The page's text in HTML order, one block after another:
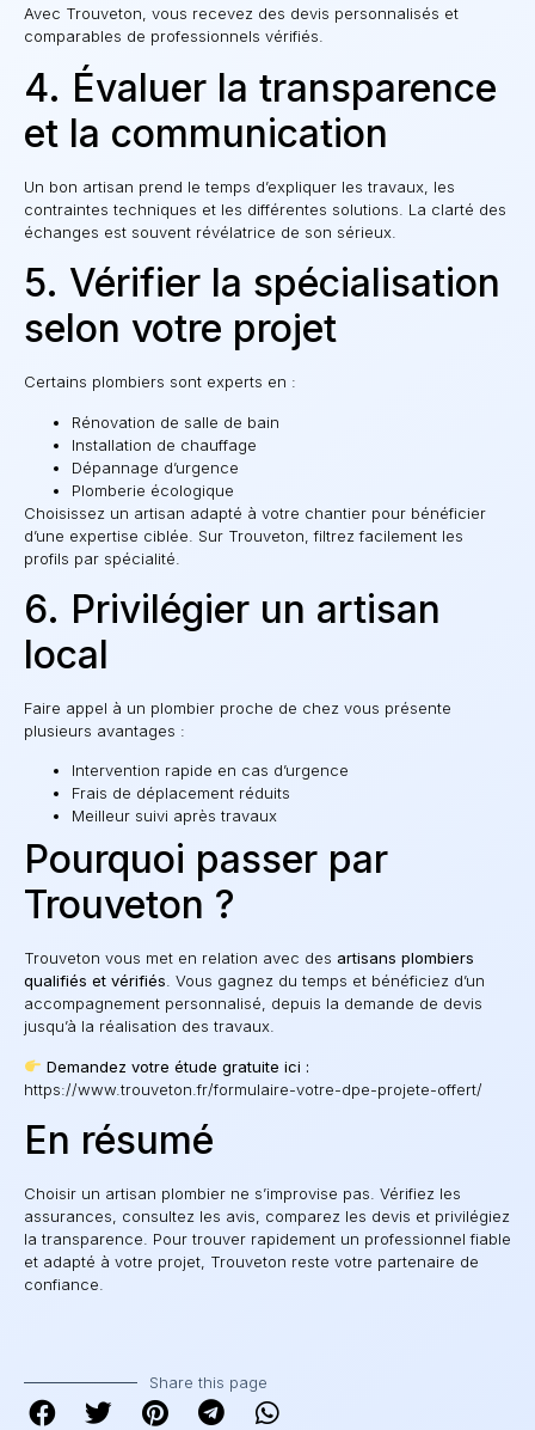
Avec Trouveton, vous recevez des devis personnalisés et
comparables de professionnels vérifiés.
4. Évaluer la transparence
et la communication
Un bon artisan prend le temps d’expliquer les travaux, les
contraintes techniques et les différentes solutions. La clarté des
échanges est souvent révélatrice de son sérieux.
5. Vérifier la spécialisation
selon votre projet
Certains plombiers sont experts en :
Rénovation de salle de bain
Installation de chauffage
Dépannage d’urgence
Plomberie écologique
Choisissez un artisan adapté à votre chantier pour bénéficier
d’une expertise ciblée. Sur Trouveton, filtrez facilement les
profils par spécialité.
6. Privilégier un artisan
local
Faire appel à un plombier proche de chez vous présente
plusieurs avantages :
Intervention rapide en cas d’urgence
Frais de déplacement réduits
Meilleur suivi après travaux
Pourquoi passer par
Trouveton ?
Trouveton vous met en relation avec des artisans plombiers
qualifiés et vérifiés. Vous gagnez du temps et bénéficiez d’un
accompagnement personnalisé, depuis la demande de devis
jusqu’à la réalisation des travaux.
Demandez votre étude gratuite ici :
https://www.trouveton.fr/formulaire-votre-dpe-projete-offert/
En résumé
Choisir un artisan plombier ne s’improvise pas. Vérifiez les
assurances, consultez les avis, comparez les devis et privilégiez
la transparence. Pour trouver rapidement un professionnel fiable
et adapté à votre projet, Trouveton reste votre partenaire de
confiance.
Share this page